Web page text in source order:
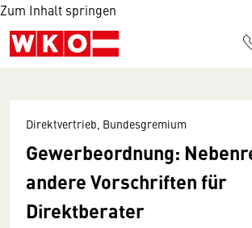
Zum Inhalt springen
Direktvertrieb, Bundesgremium
Gewerbeordnung:
andere Vorschriften für
Direktberater